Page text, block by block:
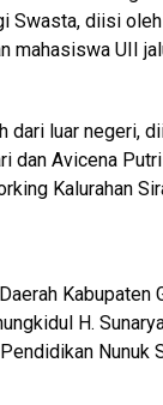
diisi
UII
luar negeri,
dan Avicena
Kalurahan
Kabupaten
H.
Nunuk